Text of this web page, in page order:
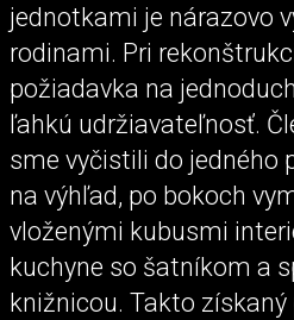
jednotkami je nárazovo
rodinami. Pri
požiadavka na
ľahkú udržiavateľnosť.
sme vyčistili do jedného
na výhľad, po bokoch
vloženými kubusmi
kuchyne so šatníkom a
knižnicou. Takto